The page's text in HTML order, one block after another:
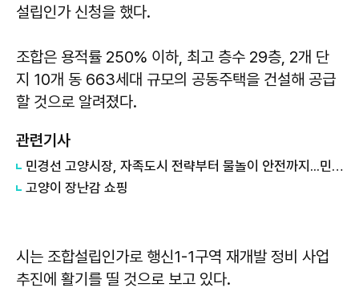
설립인가 신청을 했다.
조합은 용적률 250% 이하, 최고 층수 29층, 2개 단
지 10개 동 663세대 규모의 공동주택을 건설해 공급
할 것으로 알려졌다.
관련기사
민경선 고양시장, 자족도시 전략부터 물놀이 안전까지...민선 9기 현장행정 속도
고양이 장난감 쇼핑
시는 조합설립인가로 행신1-1구역 재개발 정비 사업
추진에 활기를 띨 것으로 보고 있다.